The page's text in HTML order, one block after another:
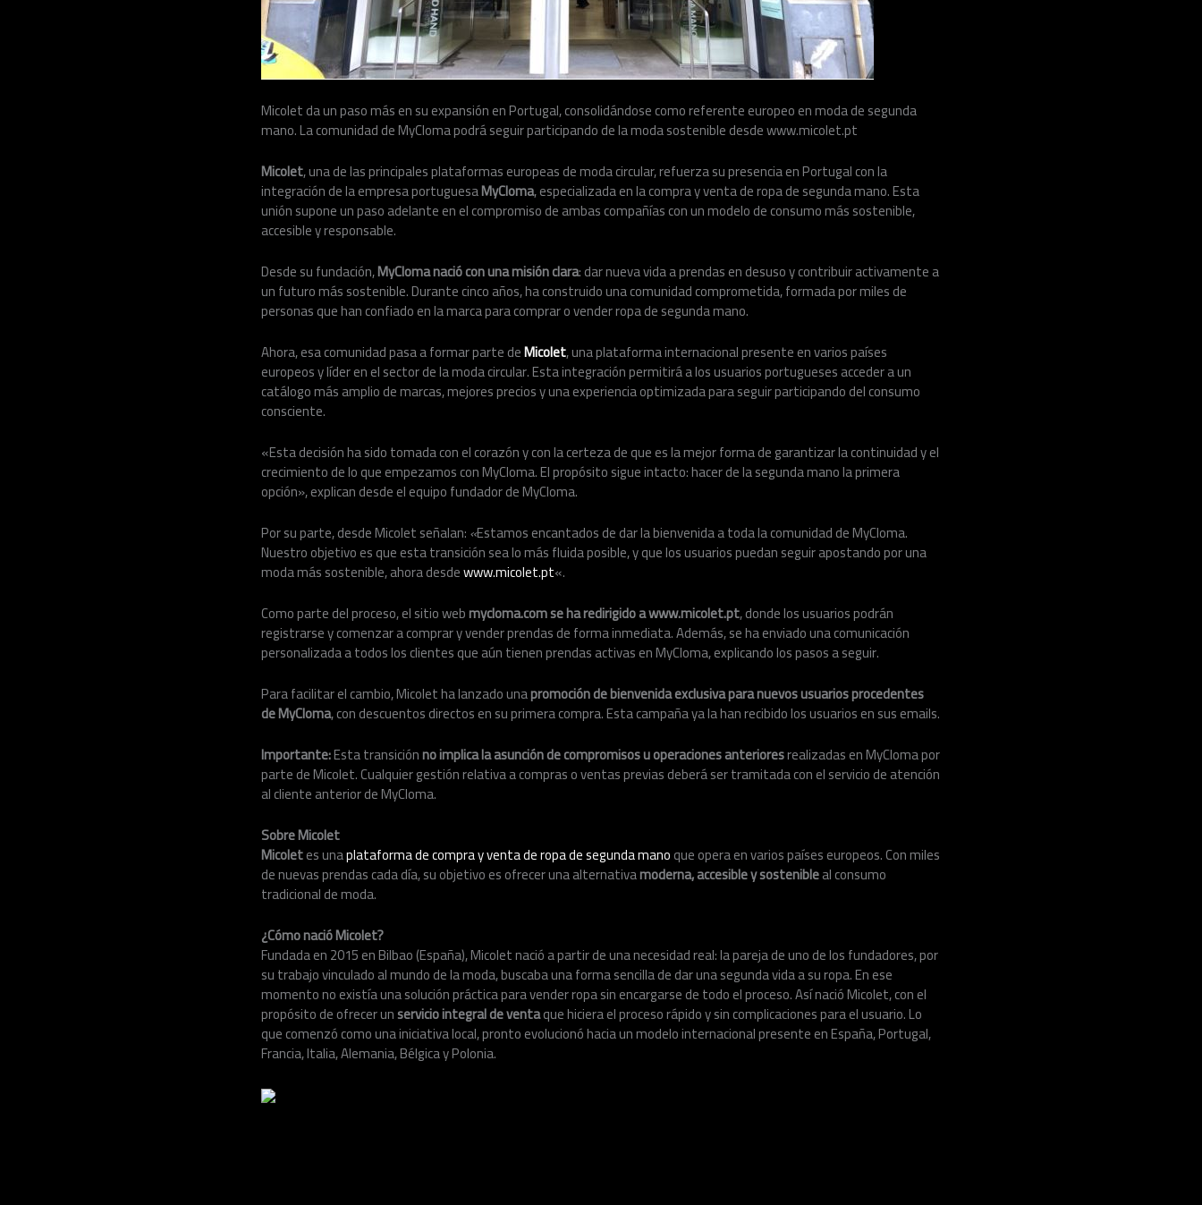
Micolet da un paso más en su expansión en Portugal, consolidándose como referente europeo en moda de segunda
mano. La comunidad de MyCloma podrá seguir participando de la moda sostenible desde www.micolet.pt
Micolet, una de las principales plataformas europeas de moda circular, refuerza su presencia en Portugal con la
integración de la empresa portuguesaMyCloma, especializada en la compra y venta de ropa de segunda mano. Esta
unión supone un paso adelante en el compromiso de ambas compañías con un modelo de consumo más sostenible,
accesible y responsable.
Desde su fundación,MyCloma nació con una misión clara: dar nueva vida a prendas en desuso y contribuir activamente a
un futuro más sostenible. Durante cinco años, ha construido una comunidad comprometida, formada por miles de
personas que han confiado en la marca para comprar o vender ropa de segunda mano.
Ahora, esa comunidad pasa a formar parte deMicolet, una plataforma internacional presente en varios países
europeos y líder en el sector de la moda circular. Esta integración permitirá a los usuarios portugueses acceder a un
catálogo más amplio de marcas, mejores precios y una experiencia optimizada para seguir participando del consumo
consciente.
«Esta decisión ha sido tomada con el corazón y con la certeza de que es la mejor forma de garantizar la continuidad y el
crecimiento de lo que empezamos con MyCloma. El propósito sigue intacto: hacer de la segunda mano la primera
opción», explican desde el equipo fundador de MyCloma.
Por su parte, desde Micolet señalan:«Estamos encantados de dar la bienvenida a toda la comunidad de MyCloma.
Nuestro objetivo es que esta transición sea lo más fluida posible, y que los usuarios puedan seguir apostando por una
moda más sostenible, ahora desdewww.micolet.pt«.
Como parte del proceso, el sitio webmycloma.com se ha redirigido a www.micolet.pt, donde los usuarios podrán
registrarse y comenzar a comprar y vender prendas de forma inmediata. Además, se ha enviado una comunicación
personalizada a todos los clientes que aún tienen prendas activas en MyCloma, explicando los pasos a seguir.
Para facilitar el cambio, Micolet ha lanzado unapromoción de bienvenida exclusiva para nuevos usuarios procedentes
de MyCloma, con descuentos directos en su primera compra. Esta campaña ya la han recibido los usuarios en sus emails.
Importante:Esta transiciónno implica la asunción de compromisos u operaciones anterioresrealizadas en MyCloma por
parte de Micolet. Cualquier gestión relativa a compras o ventas previas deberá ser tramitada con el servicio de atención
al cliente anterior de MyCloma.
Sobre Micolet
Micoletes unaplataforma de compra y venta de ropa de segunda manoque opera en varios países europeos. Con miles
de nuevas prendas cada día, su objetivo es ofrecer una alternativamoderna, accesible y sostenibleal consumo
tradicional de moda.
¿Cómo nació Micolet?
Fundada en 2015 en Bilbao (España), Micolet nació a partir de una necesidad real: la pareja de uno de los fundadores, por
su trabajo vinculado al mundo de la moda, buscaba una forma sencilla de dar una segunda vida a su ropa. En ese
momento no existía una solución práctica para vender ropa sin encargarse de todo el proceso. Así nació Micolet, con el
propósito de ofrecer unservicio integral de ventaque hiciera el proceso rápido y sin complicaciones para el usuario. Lo
que comenzó como una iniciativa local, pronto evolucionó hacia un modelo internacional presente en España, Portugal,
Francia, Italia, Alemania, Bélgica y Polonia.